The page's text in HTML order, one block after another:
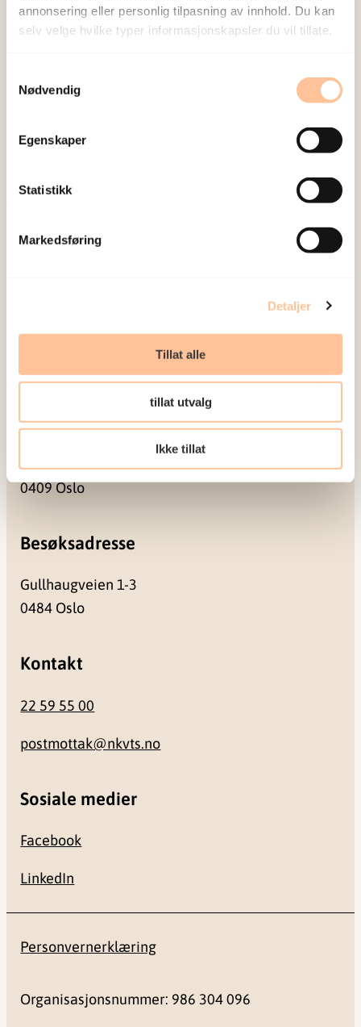
annonsering eller personlig tilpasning av innhold. Du kan
selv velge hvilke typer informasjonskapsler du vil tillate.
Nødvendig
Egenskaper
Statistikk
Markedsføring
Detaljer
Tillat alle
tillat utvalg
Ikke tillat
NKVTS utvikler og sprer kunnskap og kompetanse
om vold og traumatisk stress. Formålet er å bidra
til å forebygge og redusere de helsemessige og
sosiale konsekvensene som vold og traumatisk
Ansatte
Postadresse
Pb. 181 Nydalen
0409 Oslo
Besøksadresse
Gullhaugveien 1-3
0484 Oslo
Kontakt
22 59 55 00
postmottak@nkvts.no
Sosiale medier
Facebook
LinkedIn
Personvernerklæring
Organisasjonsnummer: 986 304 096